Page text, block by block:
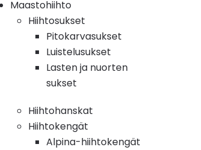
Maastohiihto
Hiihtosukset
Pitokarvasukset
Luistelusukset
Lasten ja nuorten
sukset
Hiihtohanskat
Hiihtokengät
Alpina-hiihtokengät